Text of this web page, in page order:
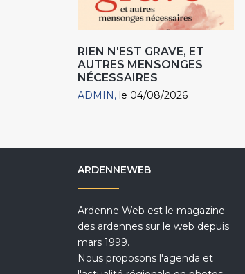
RIEN N'EST GRAVE, ET
AUTRES MENSONGES
NÉCESSAIRES
ADMIN le 04/08/2026
ARDENNEWEB
Ardenne Web est le magazine
des ardennes sur le web depuis
mars 1999.
Nous proposons l'agenda et